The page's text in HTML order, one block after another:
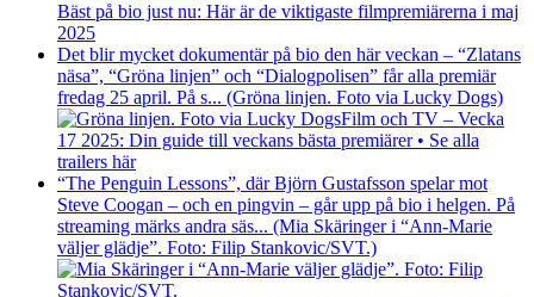
Bäst på bio just nu: Här är de viktigaste filmpremiärerna i maj
2025
Det blir mycket dokumentär på bio den här veckan – “Zlatans
näsa”, “Gröna linjen” och “Dialogpolisen” får alla premiär
fredag 25 april. På s... (Gröna linjen. Foto via Lucky Dogs)
Film och TV – Vecka
17 2025: Din guide till veckans bästa premiärer • Se alla
trailers här
“The Penguin Lessons”, där Björn Gustafsson spelar mot
Steve Coogan – och en pingvin – går upp på bio i helgen. På
streaming märks andra säs... (Mia Skäringer i “Ann-Marie
väljer glädje”. Foto: Filip Stankovic/SVT.)